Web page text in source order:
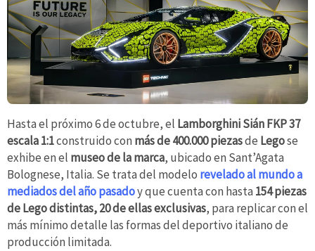
Hasta el próximo 6 de octubre, el Lamborghini Sián FKP 37
escala 1:1construido con más de 400.000 piezasde Legose
exhibe en el museo de la marca, ubicado en Sant’Agata
Bolognese, Italia. Se trata del modelo revelado al mundo a
mediados del año pasadoy que cuenta con hasta 154 piezas
de Lego distintas, 20 de ellas exclusivas, para replicar con el
más mínimo detalle las formas del deportivo italiano de
producción limitada.